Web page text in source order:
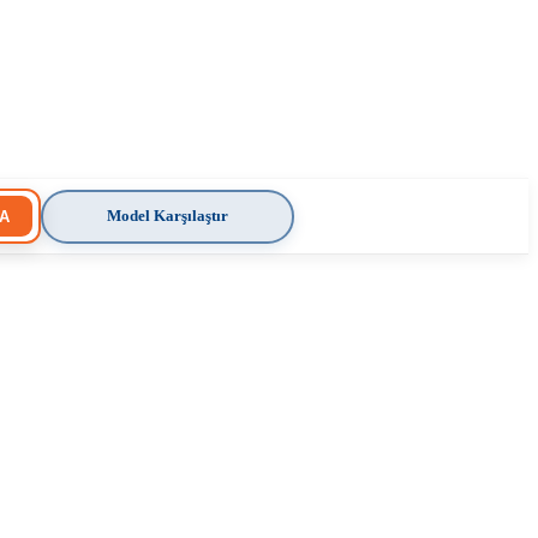
Model Karşılaştır